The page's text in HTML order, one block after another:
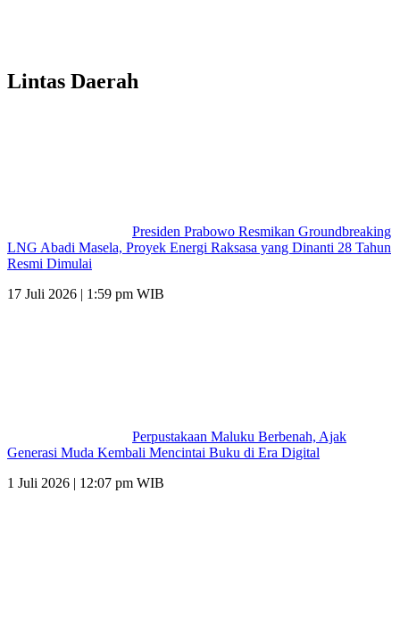
Lintas Daerah
Presiden Prabowo Resmikan Groundbreaking
LNG Abadi Masela, Proyek Energi Raksasa yang Dinanti 28 Tahun
Resmi Dimulai
17 Juli 2026 | 1:59 pm WIB
Perpustakaan Maluku Berbenah, Ajak
Generasi Muda Kembali Mencintai Buku di Era Digital
1 Juli 2026 | 12:07 pm WIB